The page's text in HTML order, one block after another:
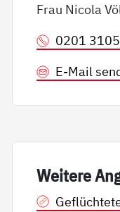
Frau Nicola
0201
E-Mail
Wei­te­re